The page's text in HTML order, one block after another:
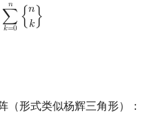
𝑛
∑
𝑘=0
{𝑛
𝑘 }
k=0n {nk}
（形式类似杨辉三角形）：